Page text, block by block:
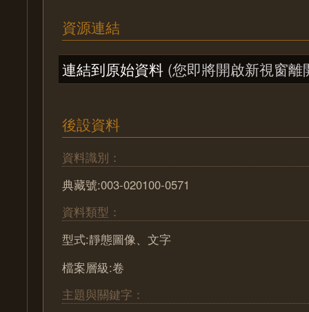
資源連結
連結到原始資料 (您即將開啟新視窗離
後設資料
資料識別：
典藏號:003-020100-0571
資料類型：
型式:靜態圖像、文字
檔案層級:卷
主題與關鍵字：